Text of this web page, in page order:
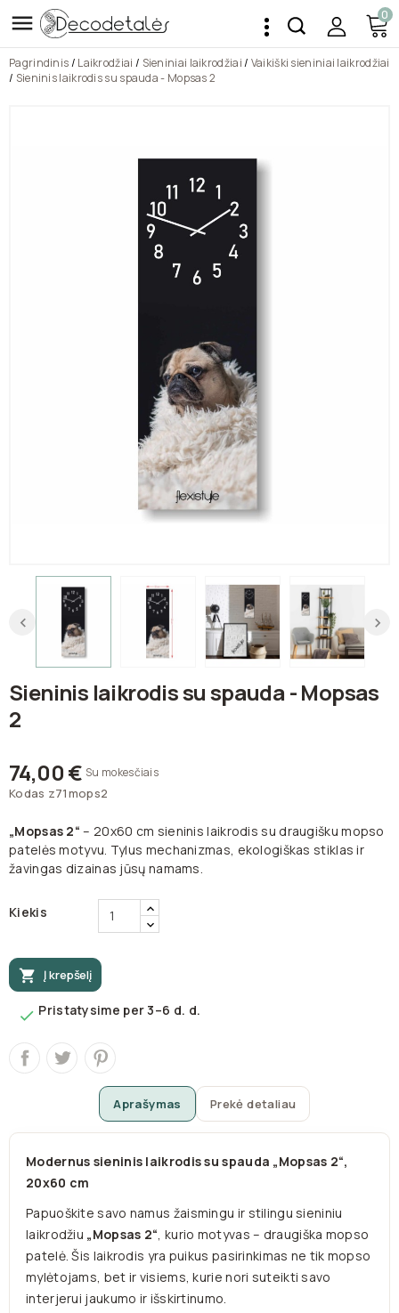
 0
Pagrindinis Laikrodžiai Sieniniai laikrodžiai
Vaikiški sieniniai laikrodžiai
Sieninis laikrodis su spauda - Mopsas 2
Sieninis laikrodis su spauda - Mopsas
2
74,00 € Su mokesčiais
Kodas z71mops2
„Mopsas 2“ – 20x60 cm sieninis laikrodis su draugišku mopso
patelės motyvu. Tylus mechanizmas, ekologiškas stiklas ir
žavingas dizainas jūsų namams.
Kiekis
 Į krepšelį
 Pristatysime per 3–6 d. d.
Aprašymas Prekė detaliau
Modernus sieninis laikrodis su spauda „Mopsas 2“,
20x60 cm
Papuoškite savo namus žaismingu ir stilingu sieniniu
laikrodžiu „Mopsas 2“, kurio motyvas – draugiška mopso
patelė. Šis laikrodis yra puikus pasirinkimas ne tik mopso
mylėtojams, bet ir visiems, kurie nori suteikti savo
interjerui jaukumo ir išskirtinumo.